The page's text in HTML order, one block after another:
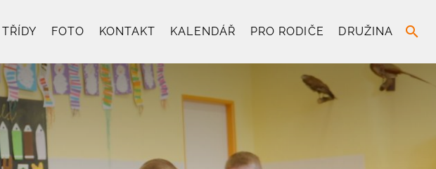
TŘÍDY FOTO KONTAKT KALENDÁŘ PRO RODIČE DRUŽINA search